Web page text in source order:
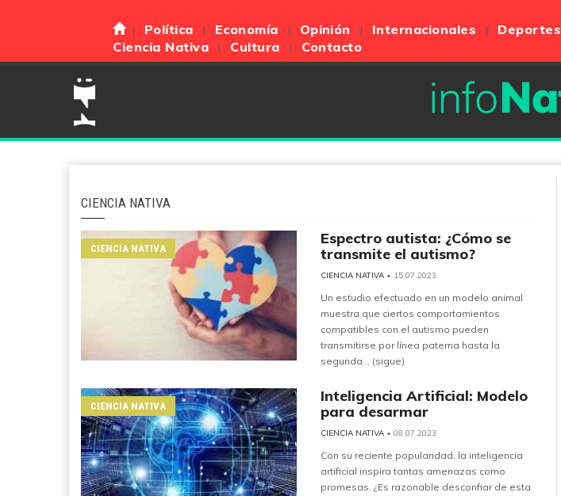
Política Economía Opinión Internacionales Deportes
Ciencia Nativa
Cultura Contacto
CIENCIA NATIVA
CIENCIA NATIVA
Espectro autista: ¿Cómo se
transmite el autismo?
CIENCIA NATIVA • 15.07.2023
Un estudio efectuado en un modelo animal
muestra que ciertos comportamientos
compatibles con el autismo pueden
transmitirse por línea paterna hasta la
segunda... (sigue)
CIENCIA NATIVA
Inteligencia Artificial: Modelo
para desarmar
CIENCIA NATIVA • 08.07.2023
Con su reciente popularidad, la inteligencia
artificial inspira tantas amenazas como
promesas. ¿Es razonable desconfiar de esta